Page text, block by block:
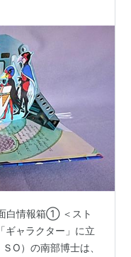
白情報箱① ＜スト
ギャラクター」に立
О）の南部博士は、